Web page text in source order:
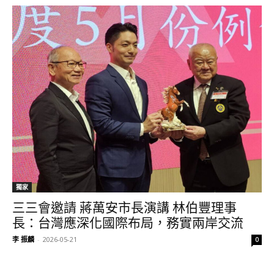
獨家
三三會邀請 蔣萬安市長演講 林伯豐理事
長：台灣應深化國際布局，務實兩岸交流
李 振麟 - 2026-05-21 0